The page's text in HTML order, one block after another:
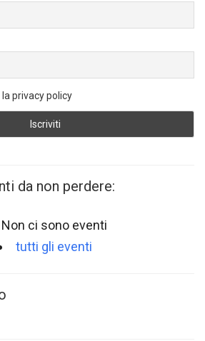
privacy policy
da non perdere:
Non ci sono eventi
tutti gli eventi